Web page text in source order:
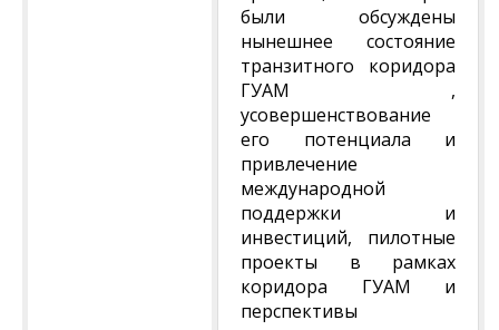
были обсуждены
нынешнее состояние
транзитного коридора
ГУАМ ,
усовершенствование
его потенциала и
привлечение
международной
поддержки и
инвестиций, пилотные
проекты в рамках
коридора ГУАМ и
перспективы